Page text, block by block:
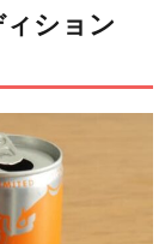
ション